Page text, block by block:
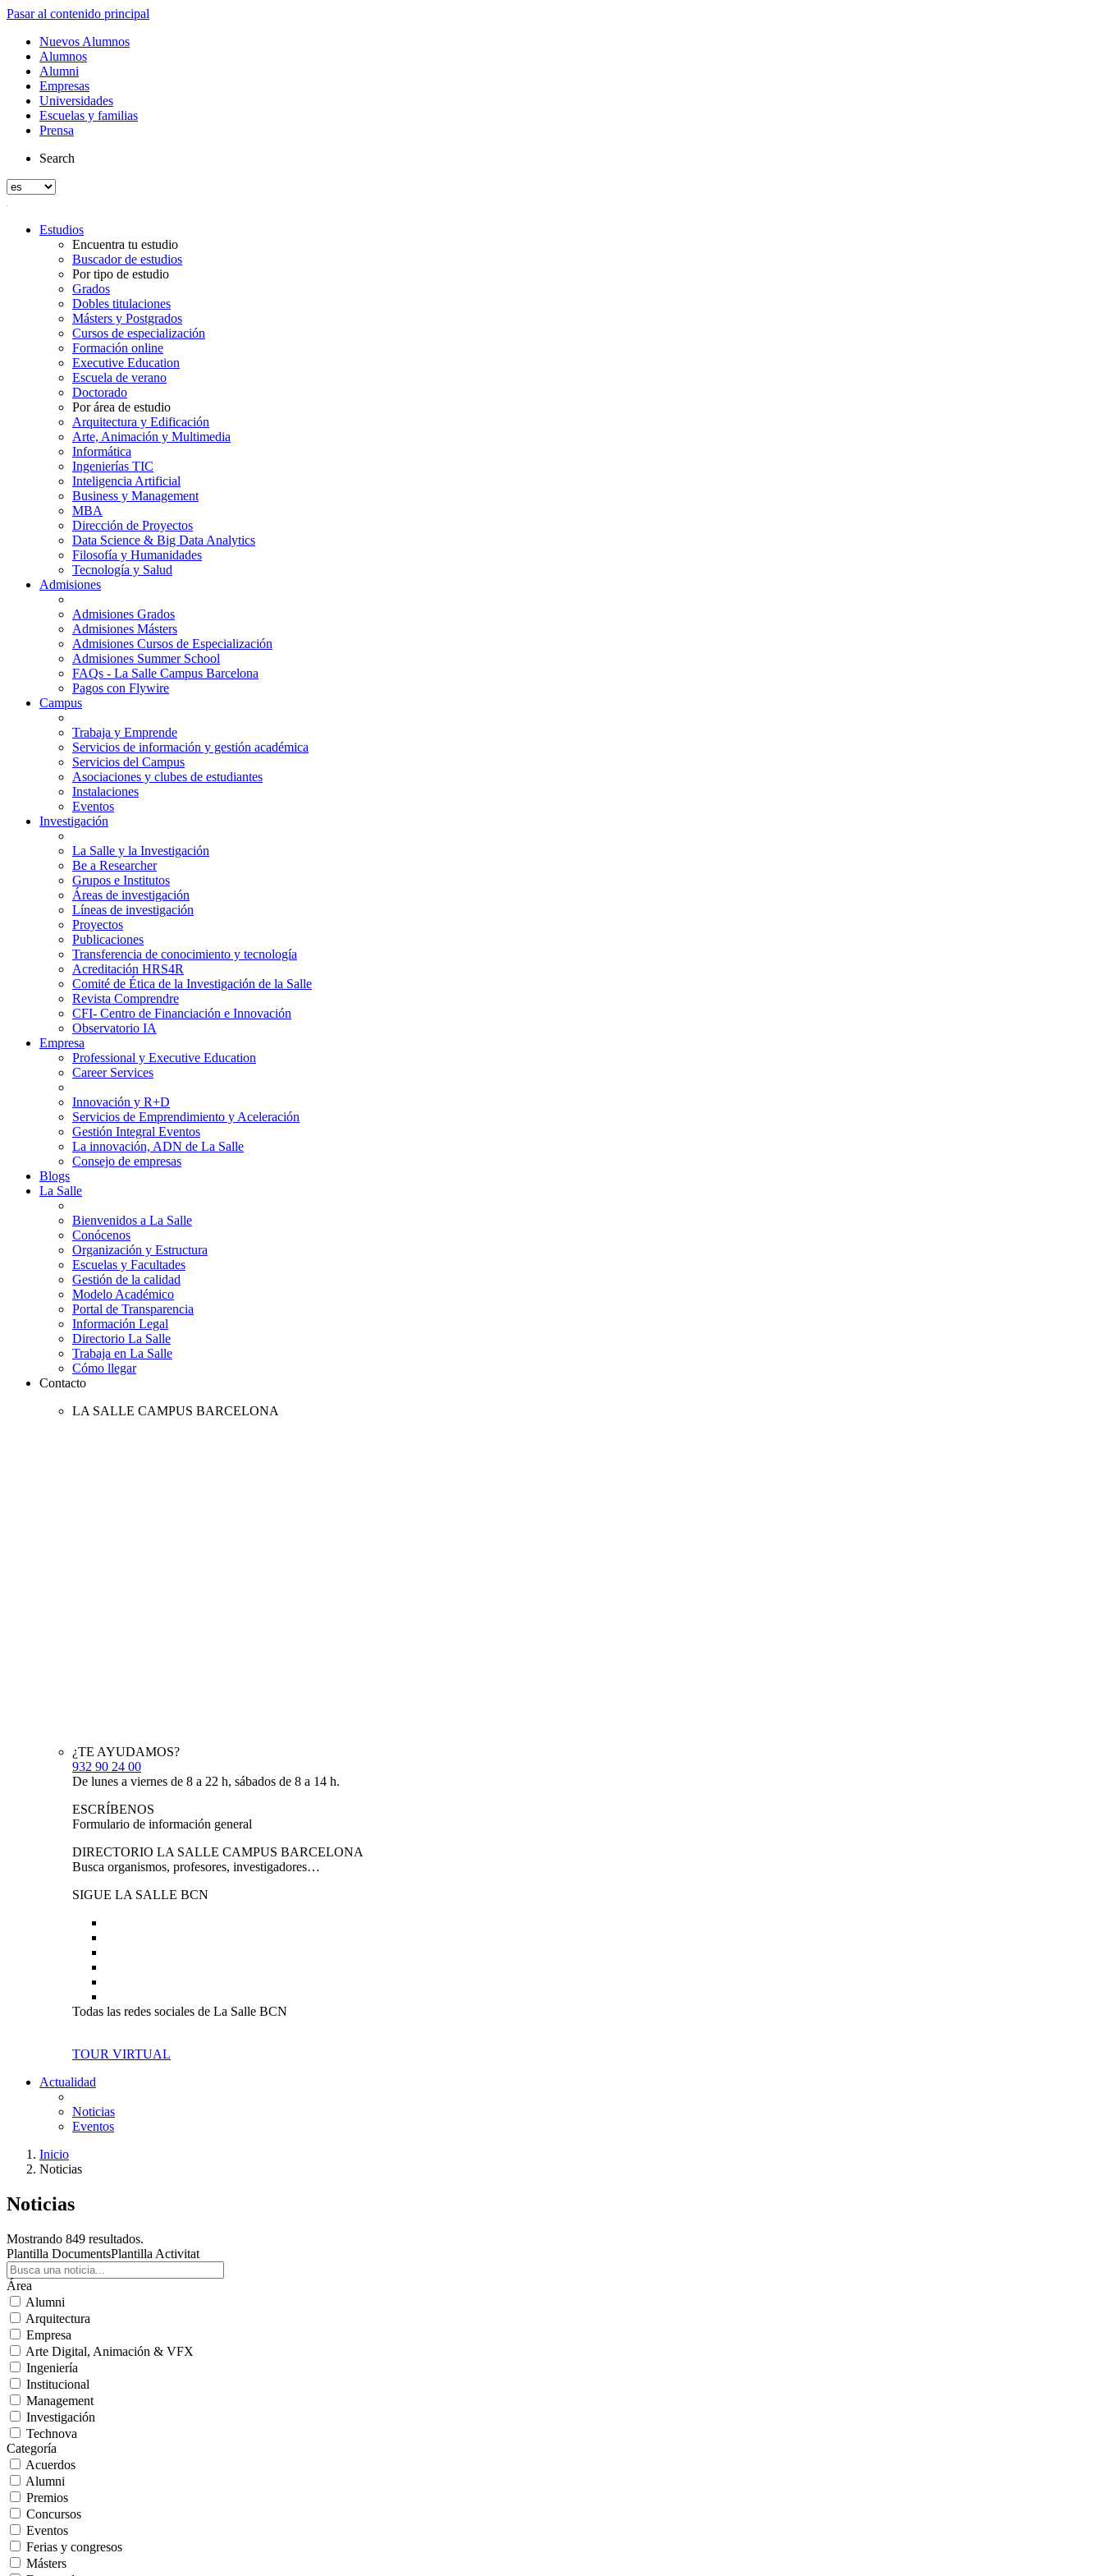
Pasar al contenido principal
Nuevos Alumnos
Alumnos
Alumni
Empresas
Universidades
Escuelas y familias
Prensa
Search
Estudios
Encuentra tu estudio
Buscador de estudios
Por tipo de estudio
Grados
Dobles titulaciones
Másters y Postgrados
Cursos de especialización
Formación online
Executive Education
Escuela de verano
Doctorado
Por área de estudio
Arquitectura y Edificación
Arte, Animación y Multimedia
Informática
Ingenierías TIC
Inteligencia Artificial
Business y Management
MBA
Dirección de Proyectos
Data Science & Big Data Analytics
Filosofía y Humanidades
Tecnología y Salud
Admisiones
Admisiones Grados
Admisiones Másters
Admisiones Cursos de Especialización
Admisiones Summer School
FAQs - La Salle Campus Barcelona
Pagos con Flywire
Campus
Trabaja y Emprende
Servicios de información y gestión académica
Servicios del Campus
Asociaciones y clubes de estudiantes
Instalaciones
Eventos
Investigación
La Salle y la Investigación
Be a Researcher
Grupos e Institutos
Áreas de investigación
Líneas de investigación
Proyectos
Publicaciones
Transferencia de conocimiento y tecnología
Acreditación HRS4R
Comité de Ética de la Investigación de la Salle
Revista Comprendre
CFI- Centro de Financiación e Innovación
Observatorio IA
Empresa
Professional y Executive Education
Career Services
Innovación y R+D
Servicios de Emprendimiento y Aceleración
Gestión Integral Eventos
La innovación, ADN de La Salle
Consejo de empresas
Blogs
La Salle
Bienvenidos a La Salle
Conócenos
Organización y Estructura
Escuelas y Facultades
Gestión de la calidad
Modelo Académico
Portal de Transparencia
Información Legal
Directorio La Salle
Trabaja en La Salle
Cómo llegar
Contacto
LA SALLE CAMPUS BARCELONA
¿TE AYUDAMOS?
932 90 24 00
De lunes a viernes de 8 a 22 h, sábados de 8 a 14 h.
ESCRÍBENOS
Formulario de información general
DIRECTORIO LA SALLE CAMPUS BARCELONA
Busca organismos, profesores, investigadores…
SIGUE LA SALLE BCN
Todas las redes sociales de La Salle BCN
TOUR VIRTUAL
Actualidad
Noticias
Eventos
Inicio
Noticias
Noticias
Mostrando 849 resultados.
Plantilla DocumentsPlantilla Activitat
Área
Alumni
Arquitectura
Empresa
Arte Digital, Animación & VFX
Ingeniería
Institucional
Management
Investigación
Technova
Categoría
Acuerdos
Alumni
Premios
Concursos
Eventos
Ferias y congresos
Másters